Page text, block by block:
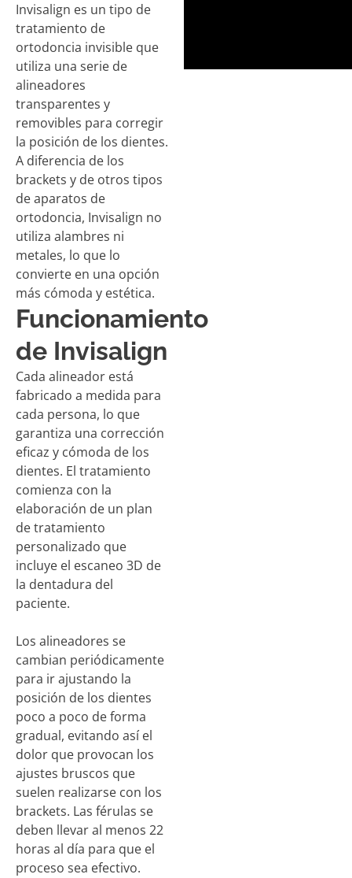
Invisalign es un tipo de
tratamiento de
ortodoncia invisible que
utiliza una serie de
alineadores
transparentes y
removibles para corregir
la posición de los dientes.
A diferencia de los
brackets y de otros tipos
de aparatos de
ortodoncia, Invisalign no
utiliza alambres ni
metales, lo que lo
convierte en una opción
más cómoda y estética.
Funcionamiento
de Invisalign
Cada alineador está
fabricado a medida para
cada persona, lo que
garantiza una corrección
eficaz y cómoda de los
dientes. El tratamiento
comienza con la
elaboración de un plan
de tratamiento
personalizado que
incluye el escaneo 3D de
la dentadura del
paciente.
Los alineadores se
cambian periódicamente
para ir ajustando la
posición de los dientes
poco a poco de forma
gradual, evitando así el
dolor que provocan los
ajustes bruscos que
suelen realizarse con los
brackets. Las férulas se
deben llevar al menos 22
horas al día para que el
proceso sea efectivo.